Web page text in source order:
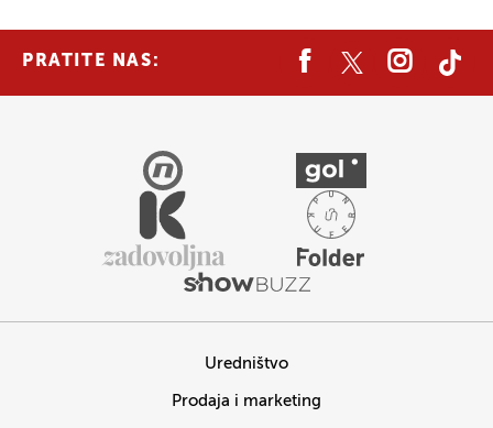
PRATITE NAS:
Uredništvo
Prodaja i marketing